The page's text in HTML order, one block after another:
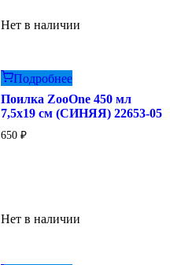
Нет в наличии
Подробнее
Поилка ZooOne 450 мл
7,5х19 см (СИНЯЯ) 22653-05
650 ₽
Нет в наличии